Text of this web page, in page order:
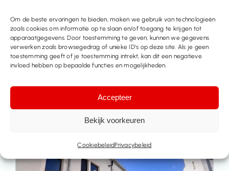
Om de beste ervaringen te bieden, maken we gebruik van technologieën
zoals cookies om informatie op te slaan en/of toegang te krijgen tot
apparaatgegevens. Door toestemming te geven, kunnen we gegevens
verwerken zoals browsegedrag of unieke ID's op deze site. Als je geen
toestemming geeft of je toestemming intrekt, kan dit een negatieve
invloed hebben op bepaalde functies en mogelijkheden.
Accepteer
Bekijk voorkeuren
CookiebeleidPrivacybeleid
Meer huizen te koop